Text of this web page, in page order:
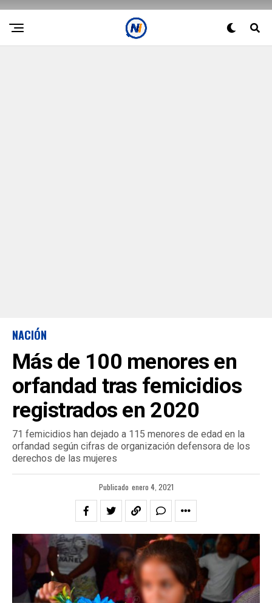
NACIÓN
Más de 100 menores en
orfandad tras femicidios
registrados en 2020
71 femicidios han dejado a 115 menores de edad en la
orfandad según cifras de organización defensora de los
derechos de las mujeres
Publicado enero 4, 2021